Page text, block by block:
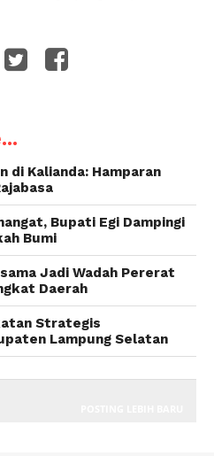
di Kalianda: Hamparan
Bupati Egi Dampingi
Bumi
Jadi Wadah Pererat
Daerah
Strategis
Lampung Selatan